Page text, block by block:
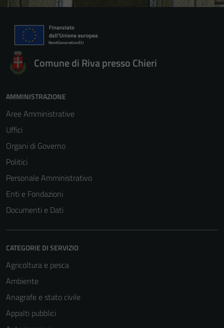
Comune di Riva presso Chieri
AMMINISTRAZIONE
Aree Amministrative
Uffici
Organi di Governo
Politici
Personale Amministrativo
Enti e Fondazioni
Documenti e Dati
CATEGORIE DI SERVIZIO
Agricoltura e pesca
Ambiente
Anagrafe e stato civile
Appalti pubblici